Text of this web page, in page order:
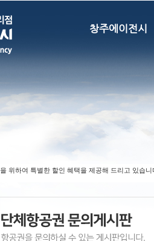
창주에이전시
여 특별한 할인 혜택을 제공해 드리고 있습